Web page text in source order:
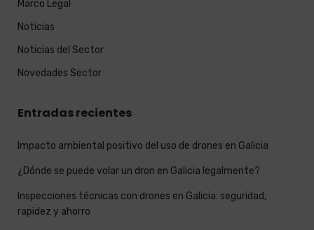
Marco Legal
Noticias
Noticias del Sector
Novedades Sector
Entradas recientes
Impacto ambiental positivo del uso de drones en Galicia
¿Dónde se puede volar un dron en Galicia legalmente?
Inspecciones técnicas con drones en Galicia: seguridad,
rapidez y ahorro